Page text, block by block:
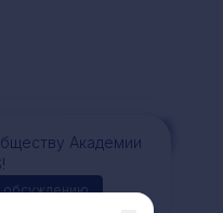
Академии
обсуждению
Комментарий